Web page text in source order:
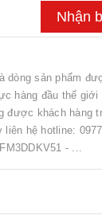
Nhận
dòng sản phẩm
hàng đầu thế giới
được khách hàng
hệ hotline:
- ...